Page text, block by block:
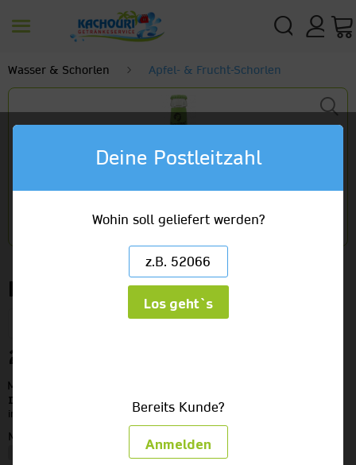
Wasser & Schorlen Apfel- & Frucht-Schorlen
Proviant Apfelschorle
24 x 0,33l Glas
29,49 €
MEHRWEG
Inhalt:
7.92 Liter (3,72 € / 1 Liter)
inkl. MwSt.
zzgl. Versandkosten
Menge:
Deine Postleitzahl
Wohin soll geliefert werden?
Los geht`s
Bereits Kunde?
Anmelden